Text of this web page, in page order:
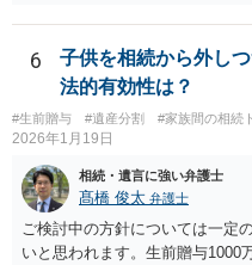
6
子供を相続から外し
法的有効性は？
#生前贈与 #遺産分割 #家族間の相続
2026年1月19日
相続・遺言に強い弁護士
髙橋 俊太 弁護士
ご検討中の方針については一定
いと思われます。生前贈与1000